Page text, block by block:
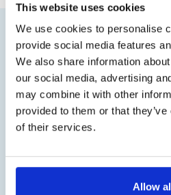
This website uses cookies
We use cookies to personalise
provide social media features
We also share information
our social media, advertising
may combine it with other
provided to them or that
of their services.
Allow
ÚJDONSÁGOK A